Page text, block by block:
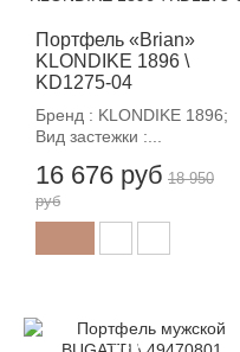
Портфель «Brian»
KLONDIKE 1896 \
KD1275-04
Бренд : KLONDIKE 1896;
Вид застежки :...
16 676 руб 18 950
руб
-12%